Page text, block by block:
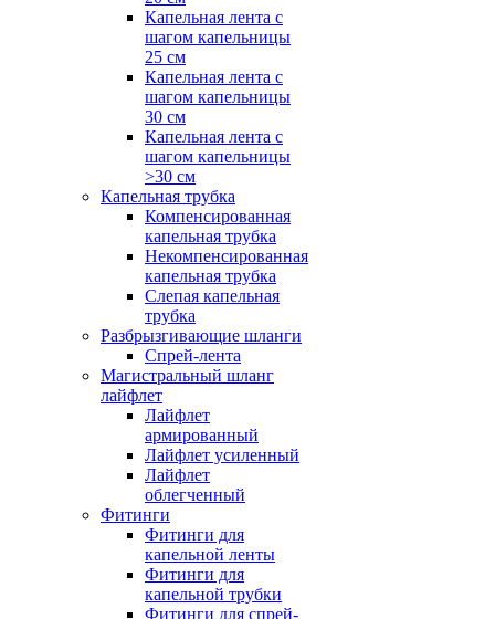
Капельная лента с
шагом капельницы
25 см
Капельная лента с
шагом капельницы
30 см
Капельная лента с
шагом капельницы
>30 см
Капельная трубка
Компенсированная
капельная трубка
Некомпенсированная
капельная трубка
Слепая капельная
трубка
Разбрызгивающие шланги
Спрей-лента
Магистральный шланг
лайфлет
Лайфлет
армированный
Лайфлет усиленный
Лайфлет
облегченный
Фитинги
Фитинги для
капельной ленты
Фитинги для
капельной трубки
Фитинги для спрей-